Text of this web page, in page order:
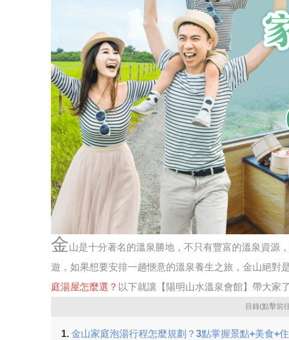
金山是十分著名的溫泉勝地，不只有豐富的溫泉資源
遊，如果想要安排一趟愜意的溫泉養生之旅，金山絕對
庭湯屋怎麼選？ 以下就讓【陽明山水溫泉會館】帶大家
目錄(點擊前
金山家庭泡湯行程怎麼規劃？3點掌握景點+美食+